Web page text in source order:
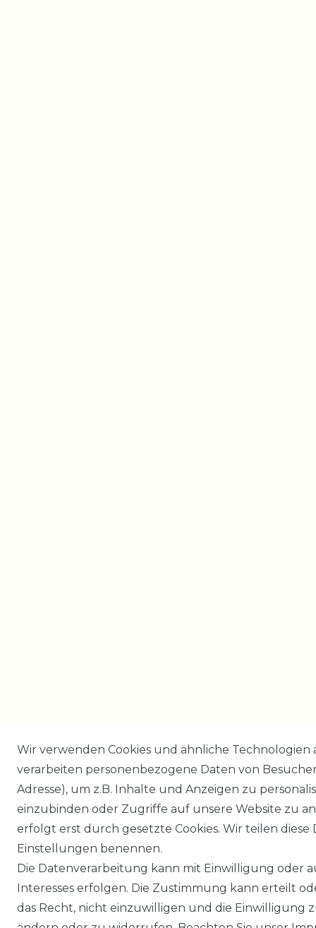
Wir verwenden Cookies und ähnliche
verarbeiten personenbezogene Daten von
Adresse), um z.B. Inhalte und Anzeigen zu
einzubinden oder Zugriffe auf unsere Website zu
erfolgt erst durch gesetzte Cookies. Wir teilen
Einstellungen benennen.
Die Datenverarbeitung kann mit Einwilligung oder
Interesses erfolgen. Die Zustimmung kann erteilt
das Recht, nicht einzuwilligen und die Einwilligung